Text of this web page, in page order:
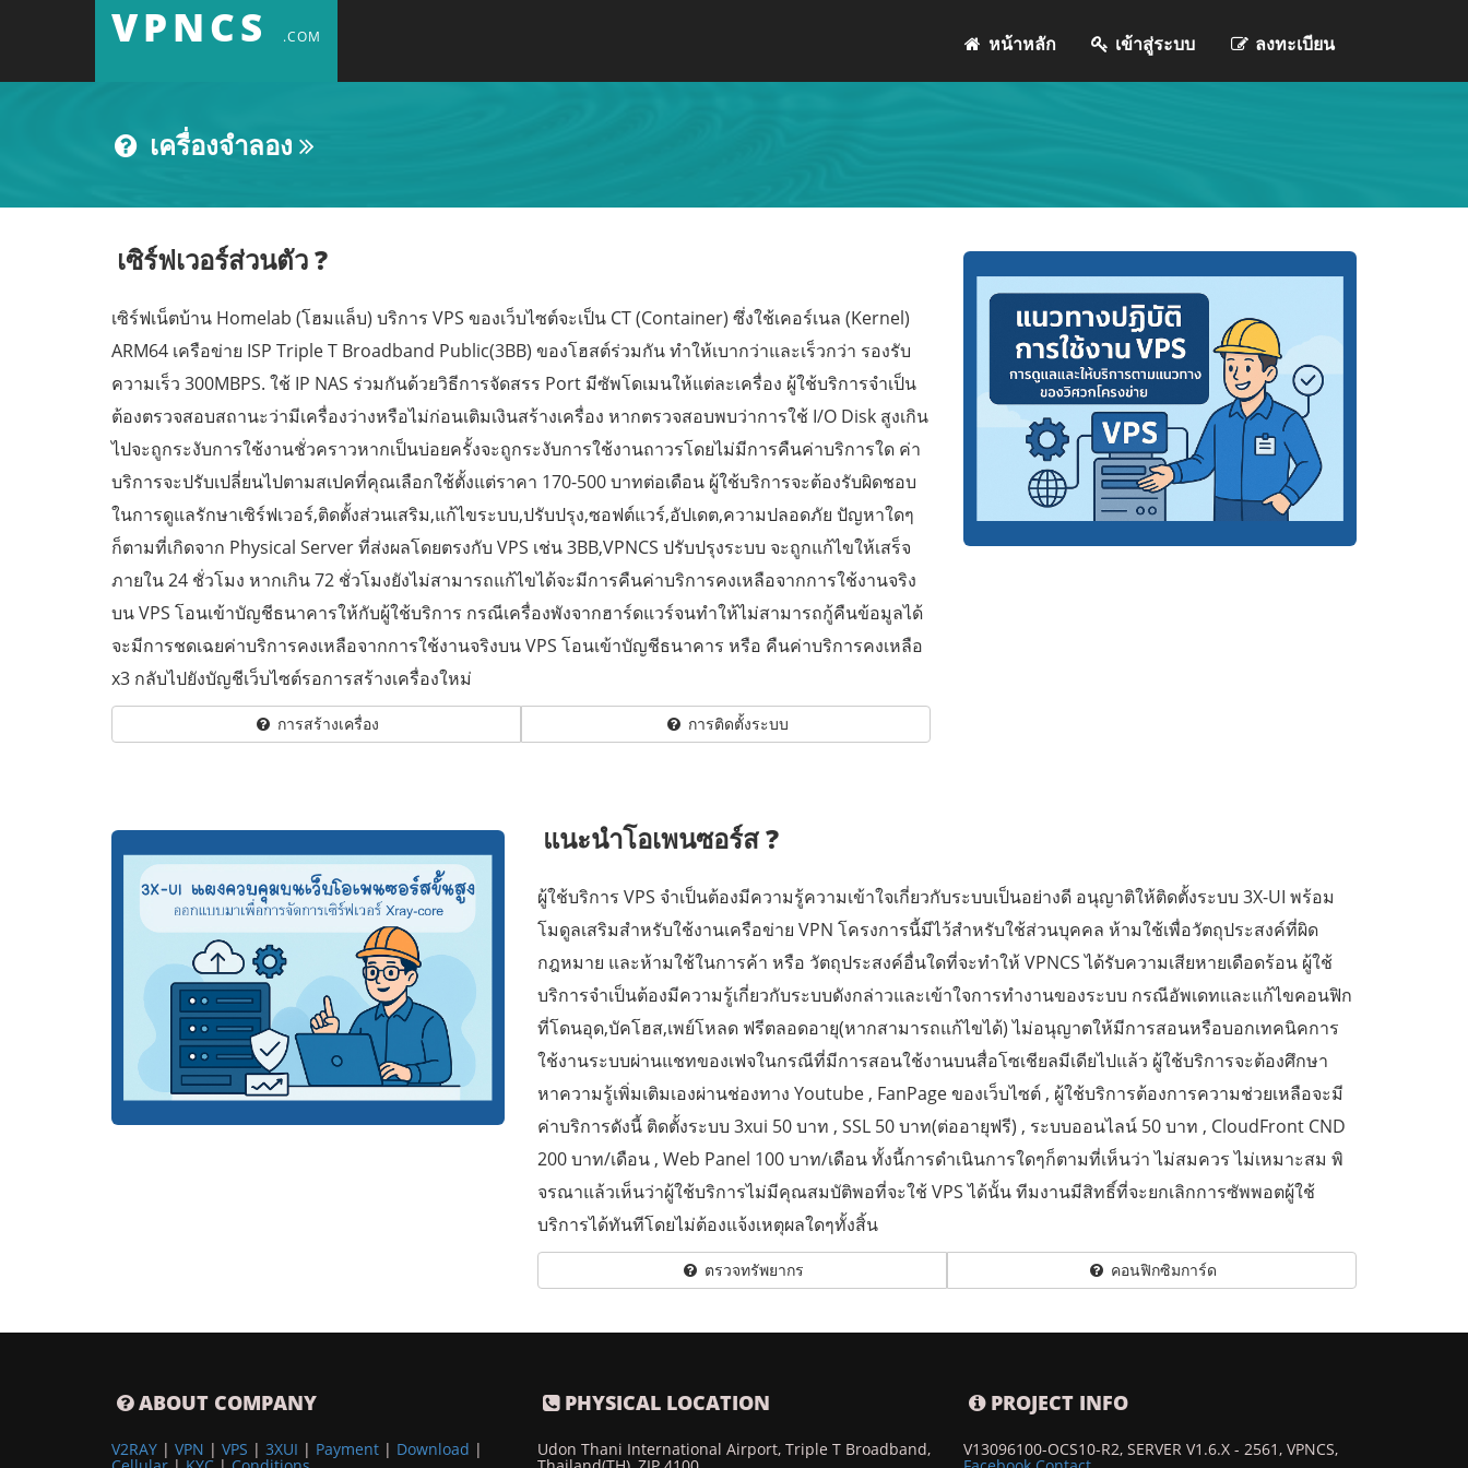
VPNCS .COM หน้าหลัก เข้าสู่ระบบ ลงทะเบียน
เครื่องจำลอง
เซิร์ฟเวอร์ส่วนตัว?
เซิร์ฟเน็ตบ้าน Homelab (โฮมแล็บ) บริการ VPS ของเว็บไซต์จะเป็น CT (Container) ซึ่งใช้เคอร์เนล (Kernel)
ARM64 เครือข่าย ISP Triple T Broadband Public(3BB) ของโฮสต์ร่วมกัน ทำให้เบากว่าและเร็วกว่า รองรับ
ความเร็ว 300MBPS. ใช้ IP NAS ร่วมกันด้วยวิธีการจัดสรร Port มีซัพโดเมนให้แต่ละเครื่อง ผู้ใช้บริการจำเป็น
ต้องตรวจสอบสถานะว่ามีเครื่องว่างหรือไม่ก่อนเติมเงินสร้างเครื่อง หากตรวจสอบพบว่าการใช้ I/O Disk สูงเกิน
ไปจะถูกระงับการใช้งานชั่วคราวหากเป็นบ่อยครั้งจะถูกระงับการใช้งานถาวรโดยไม่มีการคืนค่าบริการใด ค่า
บริการจะปรับเปลี่ยนไปตามสเปคที่คุณเลือกใช้ตั้งแต่ราคา 170-500 บาทต่อเดือน ผู้ใช้บริการจะต้องรับผิดชอบ
ในการดูแลรักษาเซิร์ฟเวอร์,ติดตั้งส่วนเสริม,แก้ไขระบบ,ปรับปรุง,ซอฟต์แวร์,อัปเดต,ความปลอดภัย ปัญหาใดๆ
ก็ตามที่เกิดจาก Physical Server ที่ส่งผลโดยตรงกับ VPS เช่น 3BB,VPNCS ปรับปรุงระบบ จะถูกแก้ไขให้เสร็จ
ภายใน 24 ชั่วโมง หากเกิน 72 ชั่วโมงยังไม่สามารถแก้ไขได้จะมีการคืนค่าบริการคงเหลือจากการใช้งานจริง
บน VPS โอนเข้าบัญชีธนาคารให้กับผู้ใช้บริการ กรณีเครื่องพังจากฮาร์ดแวร์จนทำให้ไม่สามารถกู้คืนข้อมูลได้
จะมีการชดเฉยค่าบริการคงเหลือจากการใช้งานจริงบน VPS โอนเข้าบัญชีธนาคาร หรือ คืนค่าบริการคงเหลือ
x3 กลับไปยังบัญชีเว็บไซต์รอการสร้างเครื่องใหม่
การสร้างเครื่อง การติดตั้งระบบ
แนะนำโอเพนซอร์ส?
ผู้ใช้บริการ VPS จำเป็นต้องมีความรู้ความเข้าใจเกี่ยวกับระบบเป็นอย่างดี อนุญาติให้ติดตั้งระบบ 3X-UI พร้อม
โมดูลเสริมสำหรับใช้งานเครือข่าย VPN โครงการนี้มีไว้สำหรับใช้ส่วนบุคคล ห้ามใช้เพื่อวัตถุประสงค์ที่ผิด
กฎหมาย และห้ามใช้ในการค้า หรือ วัตถุประสงค์อื่นใดที่จะทำให้ VPNCS ได้รับความเสียหายเดือดร้อน ผู้ใช้
บริการจำเป็นต้องมีความรู้เกี่ยวกับระบบดังกล่าวและเข้าใจการทำงานของระบบ กรณีอัพเดทและแก้ไขคอนฟิก
ที่โดนอุด,บัคโฮส,เพย์โหลด ฟรีตลอดอายุ(หากสามารถแก้ไขได้) ไม่อนุญาตให้มีการสอนหรือบอกเทคนิคการ
ใช้งานระบบผ่านแชทของเฟจในกรณีที่มีการสอนใช้งานบนสื่อโซเชียลมีเดียไปแล้ว ผู้ใช้บริการจะต้องศึกษา
หาความรู้เพิ่มเติมเองผ่านช่องทาง Youtube , FanPage ของเว็บไซต์ , ผู้ใช้บริการต้องการความช่วยเหลือจะมี
ค่าบริการดังนี้ ติดตั้งระบบ 3xui 50 บาท , SSL 50 บาท(ต่ออายุฟรี) , ระบบออนไลน์ 50 บาท , CloudFront CND
200 บาท/เดือน , Web Panel 100 บาท/เดือน ทั้งนี้การดำเนินการใดๆก็ตามที่เห็นว่า ไม่สมควร ไม่เหมาะสม พิ
จรณาแล้วเห็นว่าผู้ใช้บริการไม่มีคุณสมบัติพอที่จะใช้ VPS ได้นั้น ทีมงานมีสิทธิ์ที่จะยกเลิกการซัพพอตผู้ใช้
บริการได้ทันทีโดยไม่ต้องแจ้งเหตุผลใดๆทั้งสิ้น
ตรวจทรัพยากร คอนฟิกซิมการ์ด
ABOUT COMPANY
V2RAY | VPN | VPS | 3XUI | Payment | Download |
PHYSICAL LOCATION
Udon Thani International Airport, Triple T Broadband,
PROJECT INFO
V13096100-OCS10-R2, SERVER V1.6.X - 2561, VPNCS,